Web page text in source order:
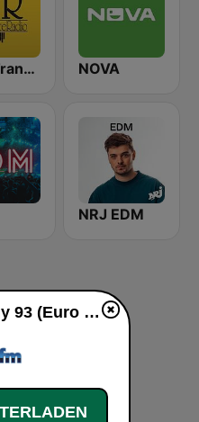
Your Trance Radio NOVA
NRJ EDM
181.fm - Energy 93 (Euro EDM) live